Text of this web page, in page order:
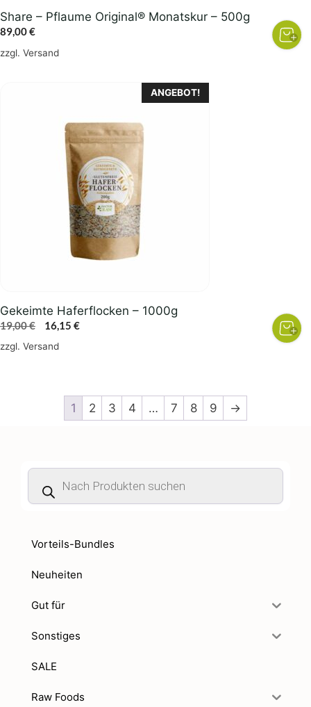
Share – Pflaume Original® Monatskur – 500g
89,00€
zzgl. Versand
ANGEBOT!
Gekeimte Haferflocken – 1000g
19,00€
Ursprünglicher
Preis
16,15 €Aktueller
zzgl. Versand
1 2 3 4 … 7 8 9 →
Products
search
Vorteils-Bundles
Neuheiten
Gut für
Sonstiges
SALE
Raw Foods